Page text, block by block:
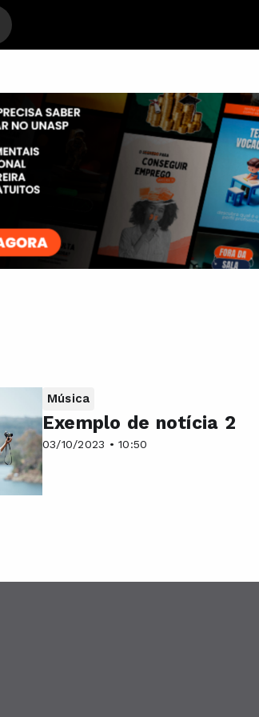
Música
03/10/2023 • 10:50
Exemplo de notícia 2